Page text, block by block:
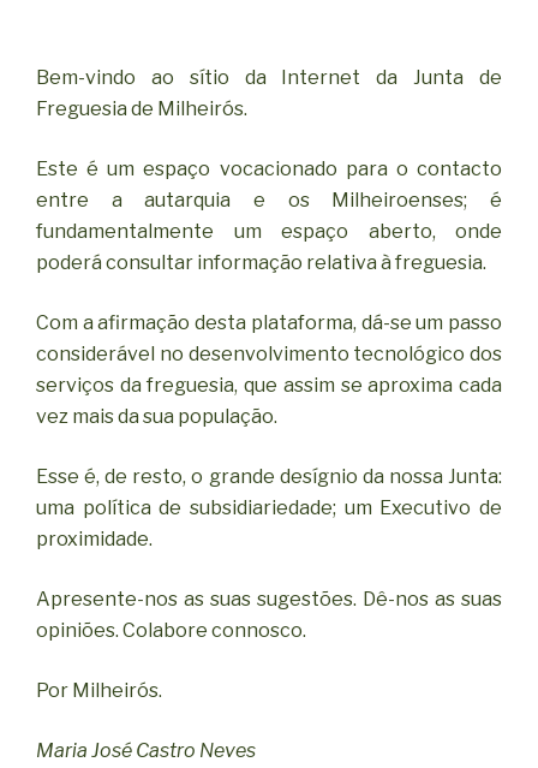
Bem-vindo ao sítio da Internet da Junta de
Freguesia de Milheirós.
Este é um espaço vocacionado para o contacto
entre a autarquia e os Milheiroenses; é
fundamentalmente um espaço aberto, onde
poderá consultar informação relativa à freguesia.
Com a afirmação desta plataforma, dá-se um passo
considerável no desenvolvimento tecnológico dos
serviços da freguesia, que assim se aproxima cada
vez mais da sua população.
Esse é, de resto, o grande desígnio da nossa Junta:
uma política de subsidiariedade; um Executivo de
proximidade.
Apresente-nos as suas sugestões. Dê-nos as suas
opiniões. Colabore connosco.
Por Milheirós.
Maria José Castro Neves